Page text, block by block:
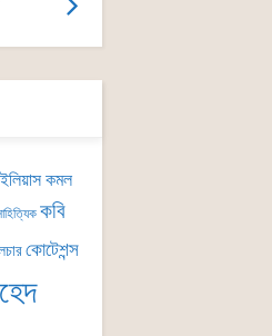
ইলিয়াস কমল
কবি
কোটেশন্স